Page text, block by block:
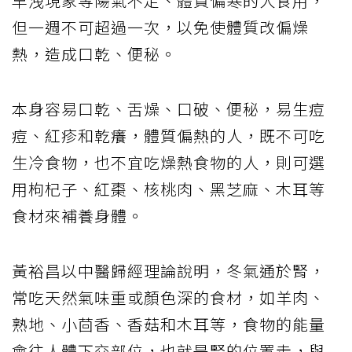
但一週不可超過一次，以免使體質改偏燥
熱，造成口乾、便秘。
本身容易口乾、舌燥、口破、便秘，易生痘
痘、紅疹和乾癢，體質偏熱的人，既不可吃
生冷食物，也不宜吃燥熱食物的人，則可選
用枸杞子、紅棗、核桃肉、黑芝麻、木耳等
食材來補養身體。
黃裕昌以中醫歸經理論說明，冬氣通於腎，
常吃天然氣味重或顏色深的食材，如羊肉、
熟地、小茴香、香菇和木耳等，食物的能量